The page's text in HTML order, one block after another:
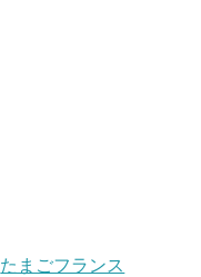
たまごフランス